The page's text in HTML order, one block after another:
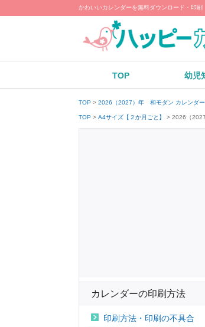
かわいいカレンダーを無料ダウンロード・印刷
TOP 幼児
TOP 2026（2027）年 和モダン カレンダ
TOP A4サイズ【２か月ごと】 2026（
カレンダーの印刷方法
印刷方法・印刷の不具合